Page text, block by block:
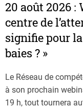
20 août 2026 :
centre de
signifie pour
baies ? »
Le Réseau de
à son prochain
19 h, tout tournera